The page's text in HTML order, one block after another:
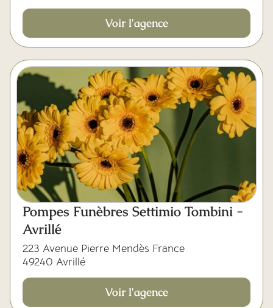
Voir l'agence
Pompes Funèbres Settimio Tombini -
Avrillé
223 Avenue Pierre Mendès France
49240 Avrillé
Voir l'agence